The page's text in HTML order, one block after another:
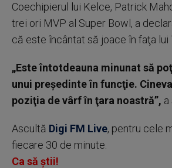
Coechipierul lui Kelce, Patrick
trei ori MVP al Super Bowl, a
că este încântat să joace în faţa lui
„Este întotdeauna minunat să
unui preşedinte în funcţie.
poziţia de vârf în ţara noastră”, a
Ascultă Digi FM Live, pentru cele
fiecare 30 de minute.
Ca să știi!